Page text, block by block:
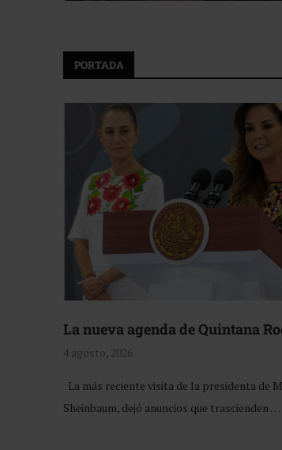
PORTADA
La nueva agenda de Quintana
4 agosto, 2026
La más reciente visita de la presidenta de
Sheinbaum, dejó anuncios que trascienden …